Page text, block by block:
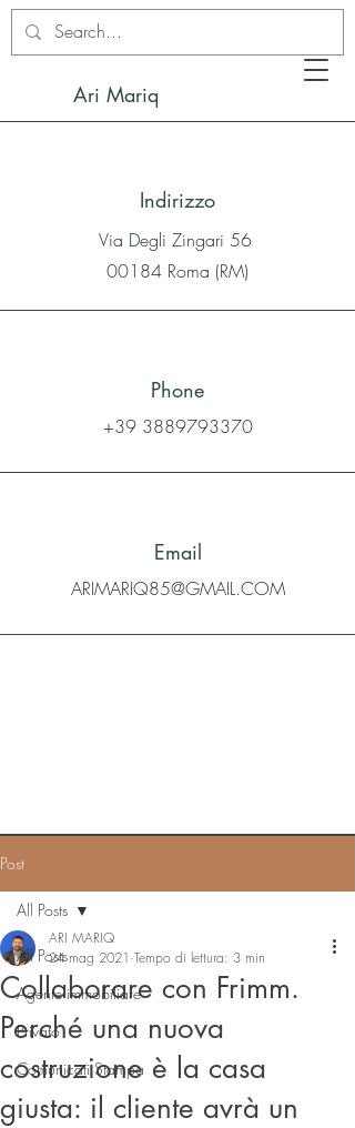
Ari Mariq
Indirizzo
Via Degli Zingari 56
00184 Roma (RM)
Phone
+39 3889793370
Email
ARIMARIQ85@GMAIL.COM
Post
All Posts
Agente immobiliare
Privato
Comunicati Stampa
All Posts
Collaborare con Frimm.
Perché una nuova
costruzione è la casa
giusta: il cliente avrà un
ARI MARIQ
24 mag 2021 Tempo di lettura: 3 min